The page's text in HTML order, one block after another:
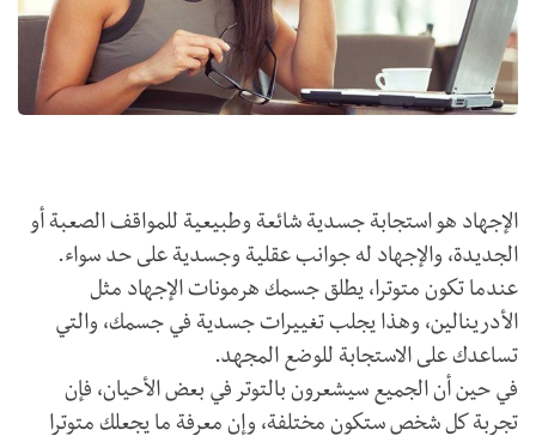
الإجهاد هو استجابة جسدية شائعة وطبيعية للمواقف الصعبة أو
الجديدة، والإجهاد له جوانب عقلية وجسدية على حد سواء.
عندما تكون متوترا، يطلق جسمك هرمونات الإجهاد مثل
الأدرينالين، وهذا يجلب تغييرات جسدية في جسمك، والتي
تساعدك على الاستجابة للوضع المجهد.
في حين أن الجميع سيشعرون بالتوتر في بعض الأحيان، فإن
تجربة كل شخص ستكون مختلفة، وإن معرفة ما يجعلك متوترا